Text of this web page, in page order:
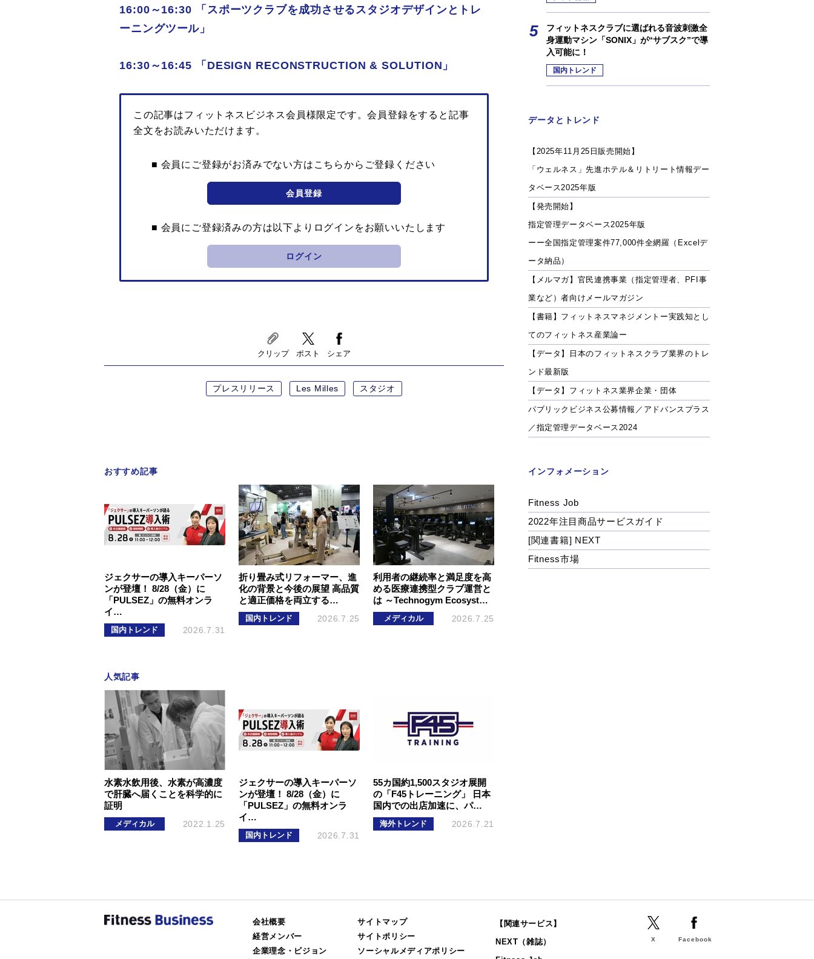
16:00～16:30 「スポーツクラブを成功させるスタジオデザインとトレ
ーニングツール」
16:30～16:45 「DESIGN RECONSTRUCTION & SOLUTION」
この記事はフィットネスビジネス会員様限定です。会員登録をすると記事
全文をお読みいただけます。
■ 会員にご登録がお済みでない方はこちらからご登録ください
会員登録
■ 会員にご登録済みの方は以下よりログインをお願いいたします
ログイン
クリップ ポスト シェア
プレスリリース Les Milles スタジオ
おすすめ記事
ジェクサーの導入キーパーソ
ンが登壇！ 8/28（金）に
「PULSEZ」の無料オンラ
イ…
国内トレンド 2026.7.31
折り畳み式リフォーマー、進
化の背景と今後の展望 高品質
と適正価格を両立する…
国内トレンド 2026.7.25
利用者の継続率と満足度を高
める医療連携型クラブ運営と
は ～Technogym Ecosyst…
メディカル 2026.7.25
人気記事
水素水飲用後、水素が高濃度
で肝臓へ届くことを科学的に
証明
メディカル 2022.1.25
ジェクサーの導入キーパーソ
ンが登壇！ 8/28（金）に
「PULSEZ」の無料オンラ
イ…
国内トレンド 2026.7.31
55カ国約1,500スタジオ展開
の「F45トレーニング」 日本
国内での出店加速に、パ…
海外トレンド 2026.7.21
フィットネスクラブに選ばれる音波刺激全
身運動マシン「SONIX」が“サブスク”で導
入可能に！
国内トレンド
データとトレンド
【2025年11月25日販売開始】
「ウェルネス」先進ホテル＆リトリート情報デー
タベース2025年版
【発売開始】
指定管理データベース2025年版
ーー全国指定管理案件77,000件全網羅（Excelデ
ータ納品）
【メルマガ】官民連携事業（指定管理者、PFI事
業など）者向けメールマガジン
【書籍】フィットネスマネジメントー実践知とし
てのフィットネス産業論ー
【データ】日本のフィットネスクラブ業界のトレ
ンド最新版
【データ】フィットネス業界企業・団体
パブリックビジネス公募情報／アドバンスプラス
／指定管理データベース2024
インフォメーション
Fitness Job
2022年注目商品サービスガイド
[関連書籍] NEXT
Fitness市場
会社概要
経営メンバー
企業理念・ビジョン
サイトマップ
サイトポリシー
ソーシャルメディアポリシー
【関連サービス】
NEXT（雑誌）
X Facebook